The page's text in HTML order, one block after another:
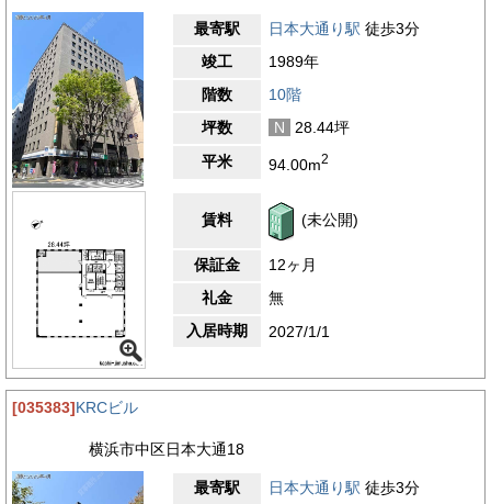
エントランス
最寄駅 日本大通り駅 徒歩3分
竣工
1989年
階数
10階
坪数
N
28.44坪
平米
94.00m2
賃料 (未公開)
保証金
12ヶ月
礼金
無
入居時期
2027/1/1
[035383]KRCビル
横浜市中区日本大通18
最寄駅 日本大通り駅 徒歩3分